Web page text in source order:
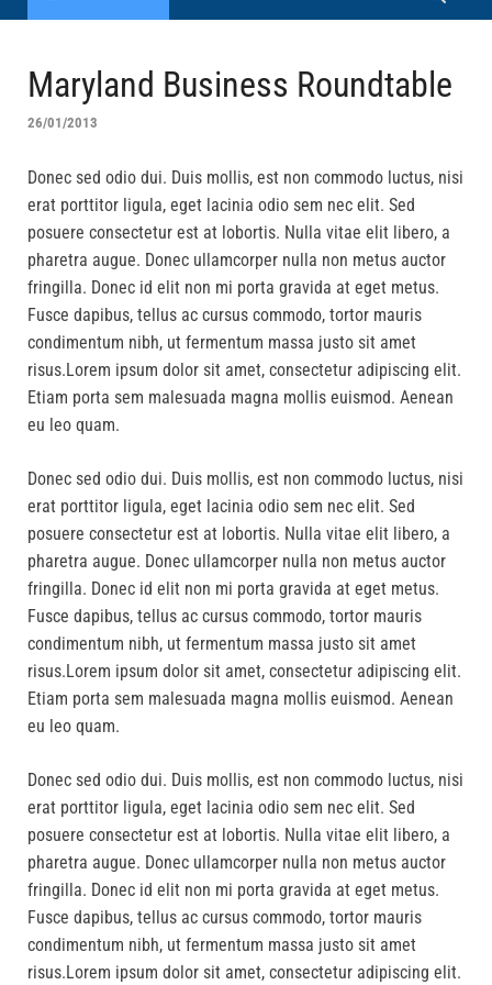
Maryland Business Roundtable
26/01/2013
Donec sed odio dui. Duis mollis, est non commodo luctus, nisi
erat porttitor ligula, eget lacinia odio sem nec elit. Sed
posuere consectetur est at lobortis. Nulla vitae elit libero, a
pharetra augue. Donec ullamcorper nulla non metus auctor
fringilla. Donec id elit non mi porta gravida at eget metus.
Fusce dapibus, tellus ac cursus commodo, tortor mauris
condimentum nibh, ut fermentum massa justo sit amet
risus.Lorem ipsum dolor sit amet, consectetur adipiscing elit.
Etiam porta sem malesuada magna mollis euismod. Aenean
eu leo quam.
Donec sed odio dui. Duis mollis, est non commodo luctus, nisi
erat porttitor ligula, eget lacinia odio sem nec elit. Sed
posuere consectetur est at lobortis. Nulla vitae elit libero, a
pharetra augue. Donec ullamcorper nulla non metus auctor
fringilla. Donec id elit non mi porta gravida at eget metus.
Fusce dapibus, tellus ac cursus commodo, tortor mauris
condimentum nibh, ut fermentum massa justo sit amet
risus.Lorem ipsum dolor sit amet, consectetur adipiscing elit.
Etiam porta sem malesuada magna mollis euismod. Aenean
eu leo quam.
Donec sed odio dui. Duis mollis, est non commodo luctus, nisi
erat porttitor ligula, eget lacinia odio sem nec elit. Sed
posuere consectetur est at lobortis. Nulla vitae elit libero, a
pharetra augue. Donec ullamcorper nulla non metus auctor
fringilla. Donec id elit non mi porta gravida at eget metus.
Fusce dapibus, tellus ac cursus commodo, tortor mauris
condimentum nibh, ut fermentum massa justo sit amet
risus.Lorem ipsum dolor sit amet, consectetur adipiscing elit.